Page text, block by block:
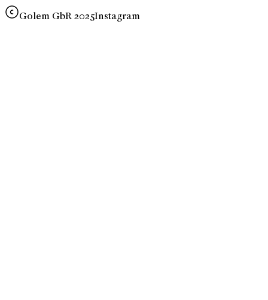
Golem GbR 2025Instagram